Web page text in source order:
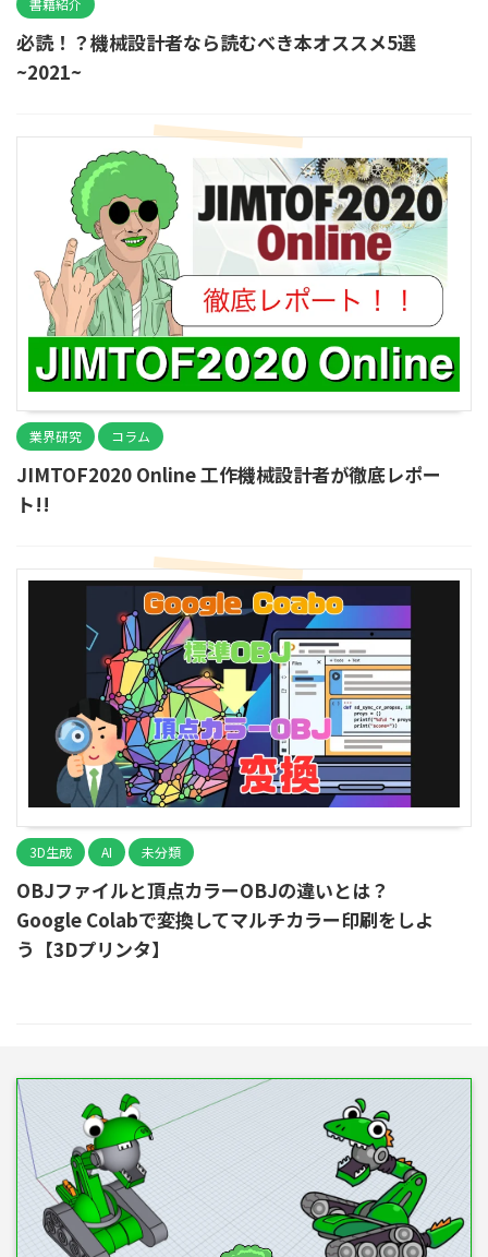
書籍紹介
必読！？機械設計者なら読むべき本オススメ5選
~2021~
業界研究 コラム
JIMTOF2020 Online 工作機械設計者が徹底レポー
ト!!
3D生成 AI 未分類
OBJファイルと頂点カラーOBJの違いとは？
Google Colabで変換してマルチカラー印刷をしよ
う【3Dプリンタ】